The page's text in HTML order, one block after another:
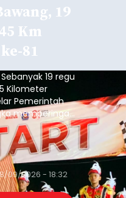
19
Km
81
Sebanyak 19 regu
Kilometer
Pemerintah
memperingati
Indonesia.
Sepak Bola
8/2026) malam.
09/2026 - 18:32